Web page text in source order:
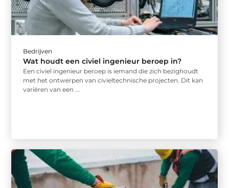
Bedrijven
Wat houdt een civiel ingenieur beroep in?
Een civiel ingenieur beroep is iemand die zich bezighoudt
met het ontwerpen van civieltechnische projecten. Dit kan
variëren van een ...